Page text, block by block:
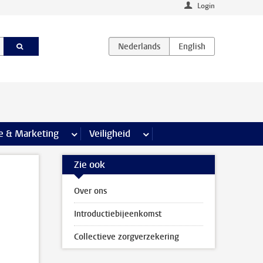
Login
& Marketing meer Communicatie & Marketing pagina’s
Veiligheid meer Veiligheid pagina’s
Zie ook
Over ons
Introductiebijeenkomst
Collectieve zorgverzekering